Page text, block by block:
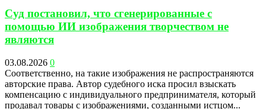
Суд постановил, что сгенерированные с
помощью ИИ изображения творчеством не
являются
03.08.2026 0
Соответственно, на такие изображения не распространяются
авторские права. Автор судебного иска просил взыскать
компенсацию с индивидуального предпринимателя, который
продавал товары с изображениями, созданными истцом...